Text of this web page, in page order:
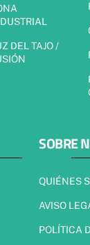
DEL TAJO /
SOBRE
QUIÉNES
AVISO
POLÍTICA